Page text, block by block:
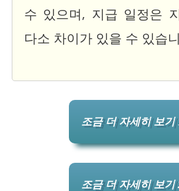
수 있으며, 지급 일정은
다소 차이가 있을 수 있습
조금 더 자세히 보기
조금 더 자세히 보기